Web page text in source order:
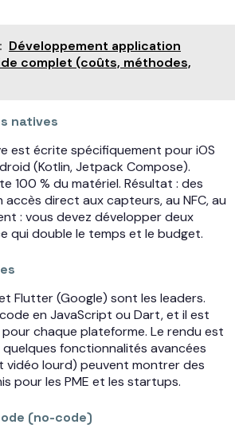
Développement application
complet (coûts, méthodes,
natives
est écrite spécifiquement pour iOS
(Kotlin, Jetpack Compose).
100 % du matériel. Résultat : des
accès direct aux capteurs, au NFC, au
: vous devez développer deux
qui double le temps et le budget.
Flutter (Google) sont les leaders.
en JavaScript ou Dart, et il est
chaque plateforme. Le rendu est
fonctionnalités avancées
vidéo lourd) peuvent montrer des
pour les PME et les startups.
(no-code)